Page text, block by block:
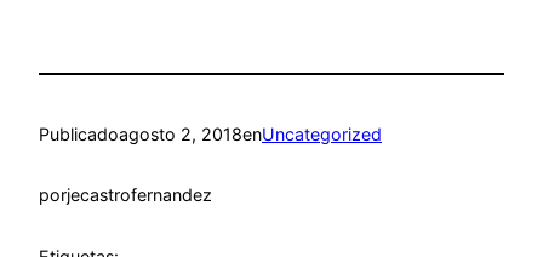
Publicadoagosto 2, 2018enUncategorized
porjecastrofernandez